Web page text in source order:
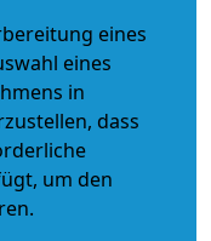
eines
eines
in
dass
um den